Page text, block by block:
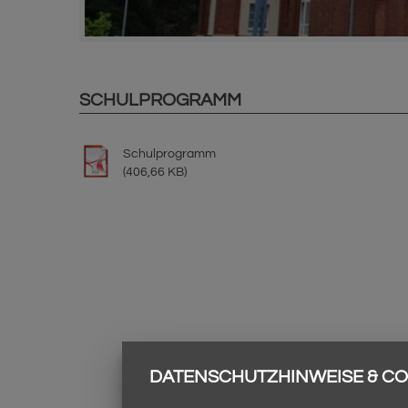
SCHULPROGRAMM
Schulprogramm
(406,66 KB)
DATENSCHUTZHINWEISE &